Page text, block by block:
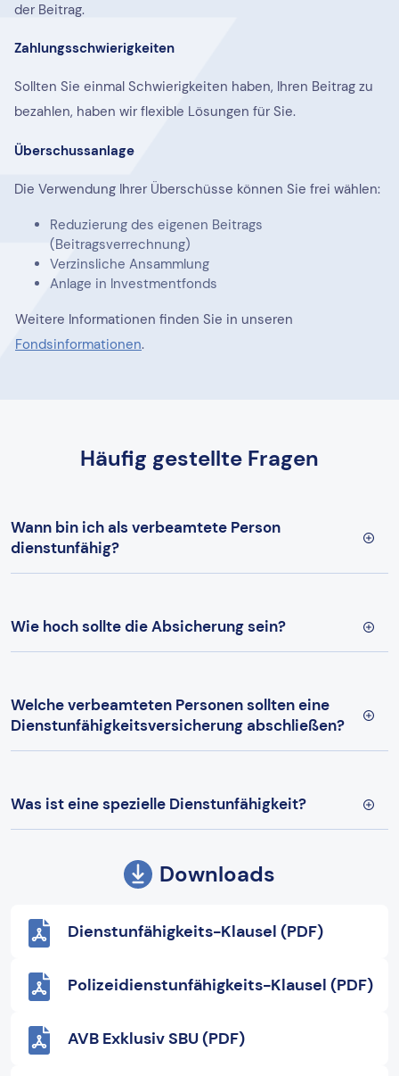
der Beitrag.
Zahlungsschwierigkeiten
Sollten Sie einmal Schwierigkeiten haben, Ihren Beitrag zu
bezahlen, haben wir flexible Lösungen für Sie.
Überschussanlage
Die Verwendung Ihrer Überschüsse können Sie frei wählen:
Reduzierung des eigenen Beitrags
(Beitragsverrechnung)
Verzinsliche Ansammlung
Anlage in Investmentfonds
Weitere Informationen finden Sie in unseren
Fondsinformationen.
Häufig gestellte Fragen
Wann bin ich als verbeamtete Person
dienstunfähig?
Wie hoch sollte die Absicherung sein?
Welche verbeamteten Personen sollten eine
Dienstunfähigkeitsversicherung abschließen?
Was ist eine spezielle Dienstunfähigkeit?
Downloads
Dienstunfähigkeits-Klausel (PDF)
Polizeidienstunfähigkeits-Klausel (PDF)
AVB Exklusiv SBU (PDF)